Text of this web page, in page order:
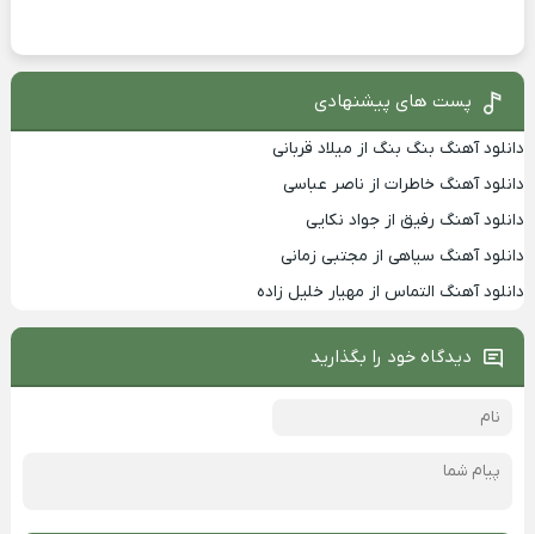
پست های پیشنهادی
دانلود آهنگ بنگ بنگ از میلاد قربانی
دانلود آهنگ خاطرات از ناصر عباسی
دانلود آهنگ رفیق از جواد نکایی
دانلود آهنگ سیاهی از مجتبی زمانی
دانلود آهنگ التماس از مهیار خلیل زاده
دیدگاه خود را بگذارید